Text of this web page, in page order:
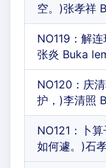
空。)张孝祥
NO119：解
张炎 Buka
NO120：庆
护，)李清照
NO121：卜
如何遽。)石